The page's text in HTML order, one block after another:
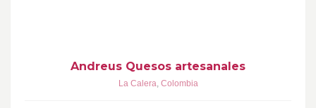
Andreus Quesos artesanales
La Calera, Colombia